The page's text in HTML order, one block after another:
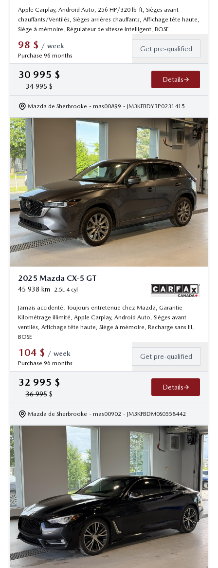
Apple Carplay, Android Auto, 256 HP/320 lb-ft, Sièges avant
chauffants/Ventilés, Sièges arrières chauffants, Affichage tête haute,
Siège à mémoire, Régulateur de vitesse intelligent, BOSE
98 $ / week
Purchase 96 months
Get pre-qualified
30 995 $
34 995$
Details
Mazda de Sherbrooke - mas00899 - JM3KFBDY3P0231415
2025 Mazda CX-5 GT
45 938 km 2.5L 4 cyl
Jamais accidenté, Toujours entretenue chez Mazda, Garantie
Kilométrage illimité, Apple Carplay, Android Auto, Sièges avant
ventilés, Affichage tête haute, Siège à mémoire, Recharge sans fil,
BOSE
104 $ / week
Purchase 96 months
Get pre-qualified
32 995 $
36 995$
Details
Mazda de Sherbrooke - mas00902 - JM3KFBDM0S0558442